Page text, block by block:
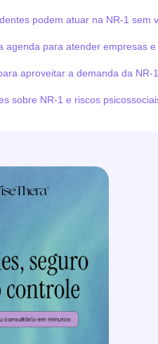
podem atuar na NR-1 sem
agenda para atender empresas
aproveitar a demanda da NR-
sobre NR-1 e riscos